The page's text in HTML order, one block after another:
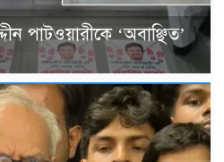
পাটওয়ারীকে ‘অবাঞ্ছিত’